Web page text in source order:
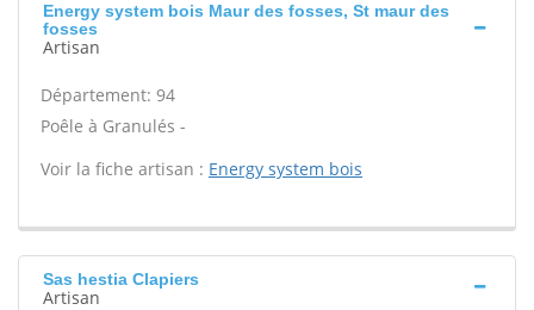
Energy system bois Maur des fosses, St maur des
fosses
Artisan
Département: 94
Poêle à Granulés -
Voir la fiche artisan : Energy system bois
Sas hestia Clapiers
Artisan